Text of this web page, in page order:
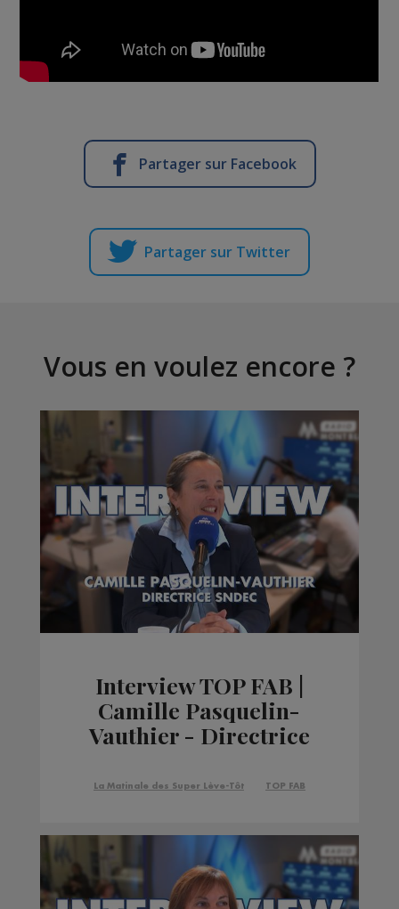
Partager sur Facebook
Partager sur Twitter
Vous en voulez encore ?
Interview TOP FAB |
Camille Pasquelin-
Vauthier - Directrice
La Matinale des Super Lève-Tôt TOP FAB